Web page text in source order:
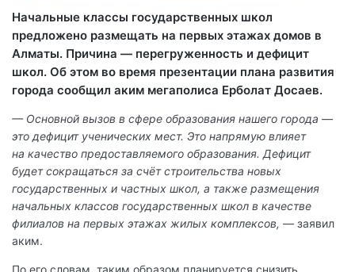
Начальные классы государственных школ
предложено размещать на первых этажах домов в
Алматы. Причина — перегруженность и дефицит
школ. Об этом во время презентации плана развития
города сообщил аким мегаполиса Ерболат Досаев.
— Основной вызов в сфере образования нашего города —
это дефицит ученических мест. Это напрямую влияет
на качество предоставляемого образования. Дефицит
будет сокращаться за счёт строительства новых
государственных и частных школ, а также размещения
начальных классов государственных школ в качестве
филиалов на первых этажах жилых комплексов, — заявил
аким.
По его словам, таким образом планируется снизить